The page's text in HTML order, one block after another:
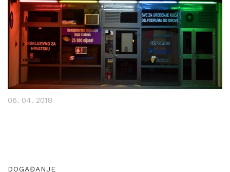
06. 04. 2018
DOGAĐANJE